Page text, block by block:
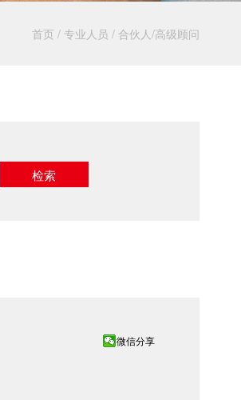
首页 / 专业人员 / 合伙人/高级顾问
微信分享